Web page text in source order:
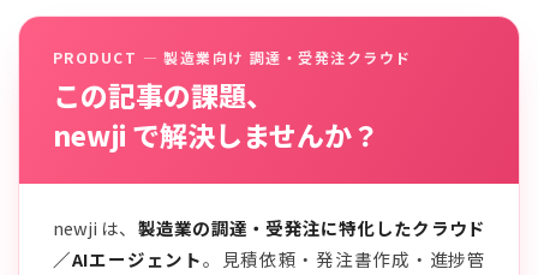
PRODUCT — 製造業向け 調達・受発注クラウド
この記事の課題、
newji で解決しませんか？
newji は、 製造業の調達・受発注に特化したクラウド
／AIエージェント。見積依頼・発注書作成・進捗管